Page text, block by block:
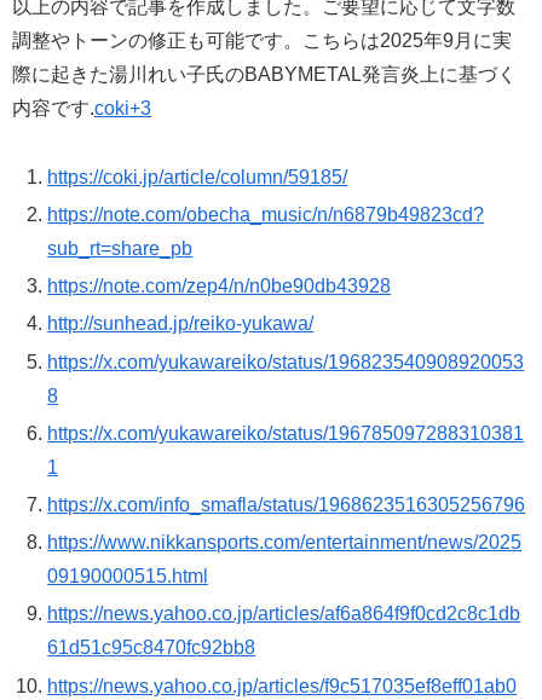
以上の内容で記事を作成しました。ご要望に応じて文字数
調整やトーンの修正も可能です。こちらは2025年9月に実
際に起きた湯川れい子氏のBABYMETAL発言炎上に基づく
内容です.coki+3
https://coki.jp/article/column/59185/
https://note.com/obecha_music/n/n6879b49823cd?
sub_rt=share_pb
https://note.com/zep4/n/n0be90db43928
http://sunhead.jp/reiko-yukawa/
https://x.com/yukawareiko/status/196823540908920053
8
https://x.com/yukawareiko/status/196785097288310381
1
https://x.com/info_smafla/status/1968623516305256796
https://www.nikkansports.com/entertainment/news/2025
09190000515.html
https://news.yahoo.co.jp/articles/af6a864f9f0cd2c8c1db
61d51c95c8470fc92bb8
https://news.yahoo.co.jp/articles/f9c517035ef8eff01ab0